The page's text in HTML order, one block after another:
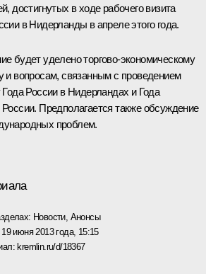
достигнутых в ходе рабочеговизита
в Нидерланды в апреле этого года.
будет уделено торгово-экономическому
и вопросам, связанным с проведением
России в Нидерландах и Года
Предполагается также обсуждение
проблем.
Новости, Анонсы
19 июня 2013 года, 15:15
kremlin.ru/d/18367